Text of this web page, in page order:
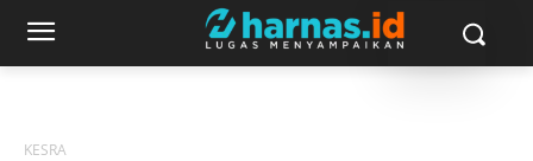
KESRA